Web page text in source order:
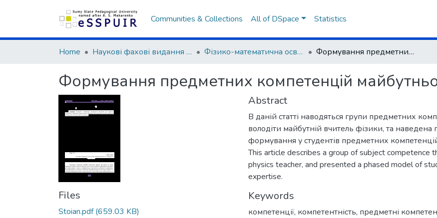
Communities & Collections All of DSpace Statistics
Home Наукові фахові видання СумДПУ Фізико-математична освіта Формування предметних компетенцій майбутнього вчителя фізики
Формування предметних компетенцій
Files
Stoian.pdf(659.03 KB)
Abstract
В даній статті наводяться групи предметних
володіти майбутній вчитель фізики, та наведена
формування у студентів предметних
This article describes a group of subject competence
physics teacher, and presented a phased model of
expertise.
Keywords
компетенції, компетентність, предметні